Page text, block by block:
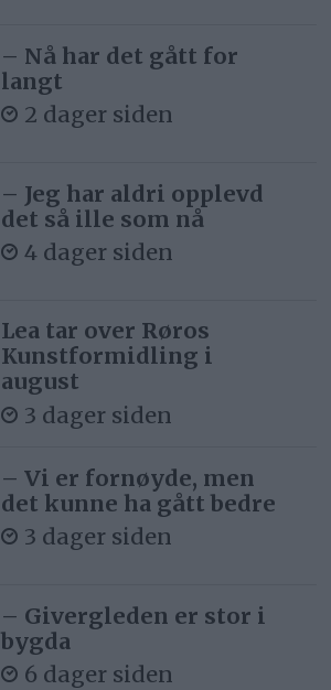
– Nå har det gått for
langt
2 dager siden
– Jeg har aldri opplevd
det så ille som nå
4 dager siden
Lea tar over Røros
Kunstformidling i
august
3 dager siden
– Vi er fornøyde, men
det kunne ha gått bedre
3 dager siden
– Givergleden er stor i
bygda
6 dager siden